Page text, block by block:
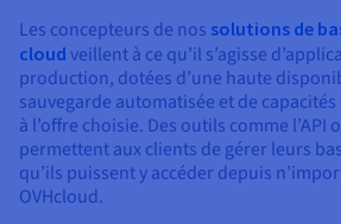
Les concepteurs de nos solutions de
cloud veillent à ce qu’il s’agisse
production, dotées d’une haute
sauvegarde automatisée et de
à l’offre choisie. Des outils comme l’API
permettent aux clients de gérer leurs
qu’ils puissent y accéder depuis
OVHcloud.